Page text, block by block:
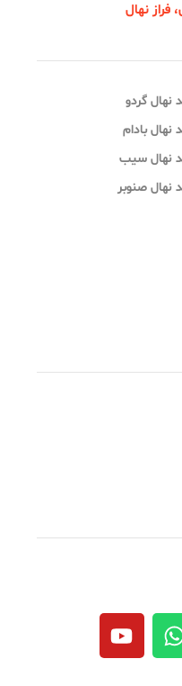
نهال
نهال گردو
نهال بادام
نهال سیب
نهال صنوبر